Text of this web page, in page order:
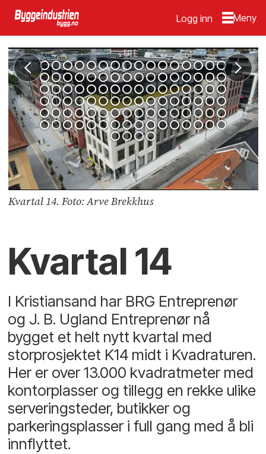
Logg inn
Kvartal 14. Foto: Arve Brekkhus
Kvartal 14
I Kristiansand har BRG Entreprenør
og J. B. Ugland Entreprenør nå
bygget et helt nytt kvartal med
storprosjektet K14 midt i Kvadraturen.
Her er over 13.000 kvadratmeter med
kontorplasser og tillegg en rekke ulike
serveringsteder, butikker og
parkeringsplasser i full gang med å bli
innflyttet.